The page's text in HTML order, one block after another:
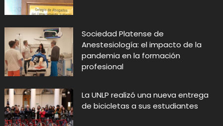
Sociedad Platense de
Anestesiología: el impacto de la
pandemia en la formación
profesional
La UNLP realizó una nueva entrega
de bicicletas a sus estudiantes